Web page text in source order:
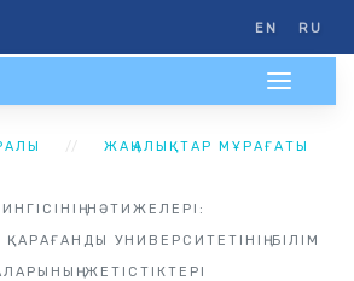
EN RU
ЖАҢАЛЫҚТАР МҰРАҒАТЫ
НӘТИЖЕЛЕРІ:
УНИВЕРСИТЕТІНІҢ БІЛІМ
ЖЕТІСТІКТЕРІ